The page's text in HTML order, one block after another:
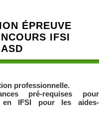
ÉPREUVE
IFSI
professionnelle.
pré-requises pour
en IFSI pour les aides-